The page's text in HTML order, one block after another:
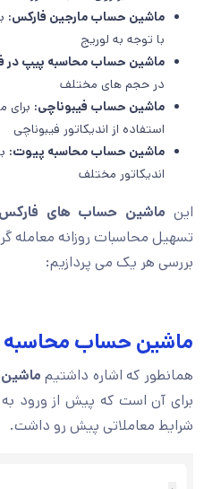
ماشین حساب مارجین فارکس:
با توجه به لوریج
ماشین حساب محاسبه پیپ در
در حجم های مختلف
ماشین حساب فیبوناچی:
استفاده از اندیکاتور فیبوناچی
ماشین حساب محاسبه پیوت:
اندیکاتور مختلف
این ماشین حساب های فارکس
تسهیل محاسبات روزانه معامله
بررسی هر یک می پردازیم:
ماشین حساب محاسبه
همانطور که اشاره داشتیم
برای آن است که پیش از ورود به
شرایط معاملاتی پیش رو داشت.